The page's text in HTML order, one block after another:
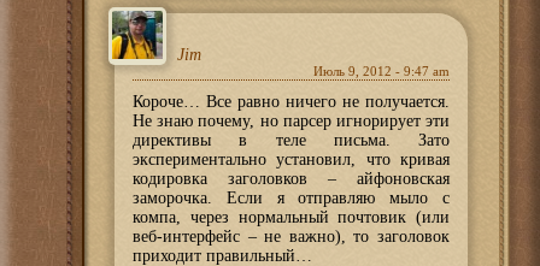
Jim
Июль 9, 2012 - 9:47 am
Короче… Все равно ничего не получается.
Не знаю почему, но парсер игнорирует эти
директивы в теле письма. Зато
экспериментально установил, что кривая
кодировка заголовков – айфоновская
заморочка. Если я отправляю мыло с
компа, через нормальный почтовик (или
веб-интерфейс – не важно), то заголовок
приходит правильный…